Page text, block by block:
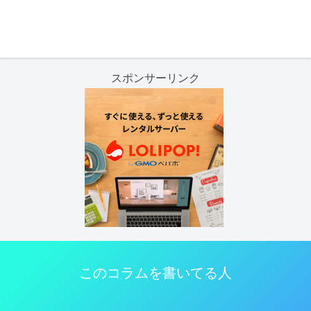
スポンサーリンク
このコラムを書いてる人